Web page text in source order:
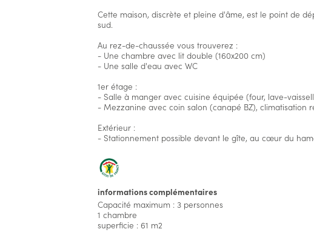
Cette maison, discrète et pleine d'âme, est le point de
sud.
Au rez-de-chaussée vous trouverez :
- Une chambre avec lit double (160x200 cm)
- Une salle d'eau avec WC
1er étage :
- Salle à manger avec cuisine équipée (four, lave-
- Mezzanine avec coin salon (canapé BZ), climatisation
Extérieur :
- Stationnement possible devant le gîte, au cœur du
informations complémentaires
Capacité maximum : 3 personnes
1 chambre
superficie : 61 m2